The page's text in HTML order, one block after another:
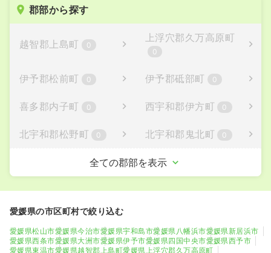
郡部から探す
越智郡上島町 0
上浮穴郡久万高原町
0
伊予郡松前町 0 伊予郡砥部町 0
喜多郡内子町 0 西宇和郡伊方町 0
北宇和郡松野町 0 北宇和郡鬼北町 0
0
全ての郡部を表示
愛媛県の市区町村で絞り込む
愛媛県松山市愛媛県今治市愛媛県宇和島市愛媛県八幡浜市愛媛県新居浜市
愛媛県西条市愛媛県大洲市愛媛県伊予市愛媛県四国中央市愛媛県西予市
愛媛県東温市愛媛県越智郡上島町愛媛県上浮穴郡久万高原町